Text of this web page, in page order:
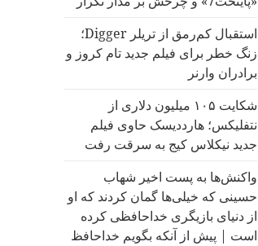
استقبال کم‌رمق از تریلر Digger؛
زنگ خطر برای فیلم جدید تام کروز و
برادران وارنر
شکایت ۱۰۵ میلیون دلاری از
نتفلیکس؛ هارددیسک حاوی فیلم
جدید نیکلاس کیج به سرقت رفت
واکنش‌ها به پست اخیر شهاب
حسینی که خیلی‌ها گمان کردند که او
از دنیای بازیگری خداحافظی کرده
است | پیش از آنکه بگویم خداحافظ